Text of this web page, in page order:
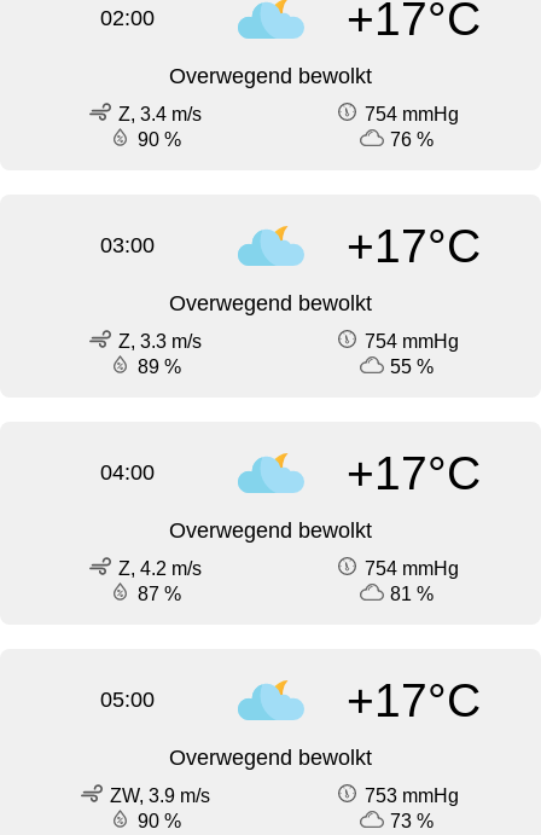
02:00 +17°C
Overwegend bewolkt
Z, 3.4 m/s
754 mmHg
90 %
76 %
03:00 +17°C
Overwegend bewolkt
Z, 3.3 m/s
754 mmHg
89 %
55 %
04:00 +17°C
Overwegend bewolkt
Z, 4.2 m/s
754 mmHg
87 %
81 %
05:00 +17°C
Overwegend bewolkt
ZW, 3.9 m/s
753 mmHg
90 %
73 %